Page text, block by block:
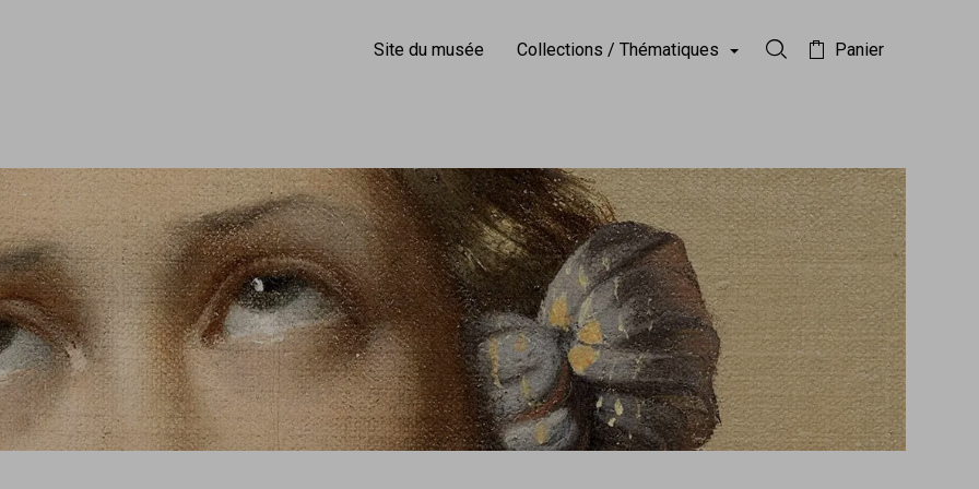
Site du musée Collections / Thématiques Rechercher dans la
Panier